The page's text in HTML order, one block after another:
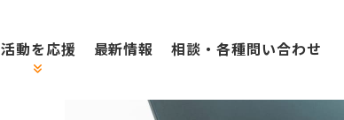
活動を応援 最新情報 相談・各種問い合わせ